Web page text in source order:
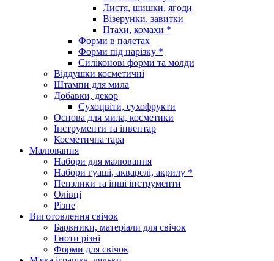
Листя, шишки, ягоди
Візерунки, завитки
Птахи, комахи *
Форми в палетах
Форми під нарізку *
Силіконові форми та молди
Віддушки косметичні
Штампи для мила
Добавки, декор
Сухоцвіти, сухофрукти
Основа для мила, косметики
Інструменти та інвентар
Косметична тара
Малювання
Набори для малювання
Набори гуаші, акварелі, акрилу *
Пензлики та інші інструменти
Олівці
Різне
Виготовлення свічок
Барвники, матеріали для свічок
Гноти різні
Форми для свічок